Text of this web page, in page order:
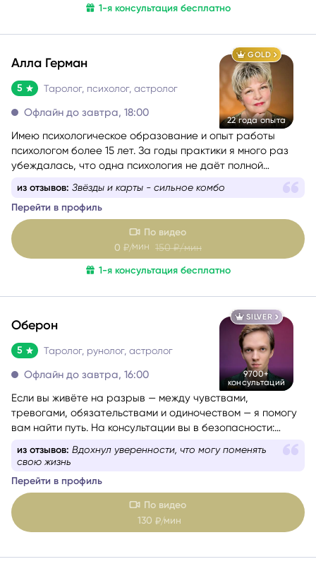
С чем и с какими темами я работаю (и почему я понимаю
1-я консультация бесплатно
GOLD
22 года опыта
Алла Герман
5 Таролог, психолог, астролог
Офлайн до завтра, 18:00
Имею психологическое образование и опыт работы
психологом более 15 лет. За годы практики я много раз
убеждалась, что одна психология не даёт полной
применять в консультациях Таро и метафорические
карты, а затем получила диплом астропсихолога.
из отзывов: Звëзды и карты - сильное комбо
Перейти в профиль
По видео
0 ₽/мин150 ₽/мин
1-я консультация бесплатно
SILVER
9700+
консультаций
Оберон
5 Таролог, рунолог, астролог
Офлайн до завтра, 16:00
Если вы живёте на разрыв — между чувствами,
тревогами, обязательствами и одиночеством — я помогу
вам найти путь. На консультации вы в безопасности:
можно говорить о самом сокровенном — даже том, что
никогда не решались озвучить вслух. Здесь можно быть
пространство, где можно быть настоящей, растерянной,
уставшей — и быть принятой.
из отзывов: Вдохнул уверенности, что могу поменять
свою жизнь
Перейти в профиль
По видео
130 ₽/мин